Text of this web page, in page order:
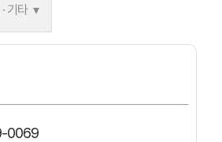
기타
0069